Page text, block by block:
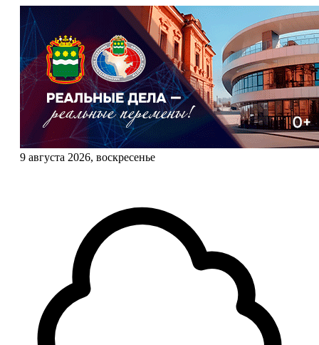
9 августа 2026, воскресенье